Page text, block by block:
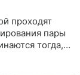
проходят
пары
тогда,